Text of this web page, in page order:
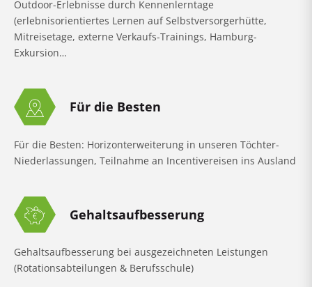
Outdoor-Erlebnisse durch Kennenlerntage
(erlebnisorientiertes Lernen auf Selbstversorgerhütte,
Mitreisetage, externe Verkaufs-Trainings, Hamburg-
Exkursion…
Für die Besten
Für die Besten: Horizonterweiterung in unseren Töchter-
Niederlassungen, Teilnahme an Incentivereisen ins Ausland
Gehaltsaufbesserung
Gehaltsaufbesserung bei ausgezeichneten Leistungen
(Rotationsabteilungen & Berufsschule)